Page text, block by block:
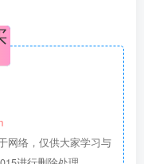
网络，仅供大家学习与